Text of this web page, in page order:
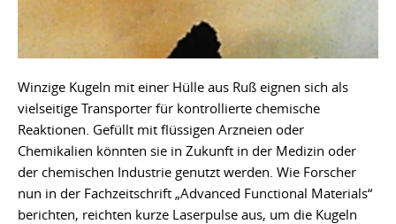
Winzige Kugeln mit einer Hülle aus Ruß eignen sich als
vielseitige Transporter für kontrollierte chemische
Reaktionen. Gefüllt mit flüssigen Arzneien oder
Chemikalien könnten sie in Zukunft in der Medizin oder
der chemischen Industrie genutzt werden. Wie Forscher
nun in der Fachzeitschrift „Advanced Functional Materials“
berichten, reichten kurze Laserpulse aus, um die Kugeln